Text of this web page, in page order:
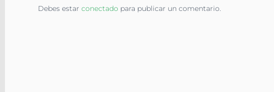
Debes estar conectado para publicar un comentario.